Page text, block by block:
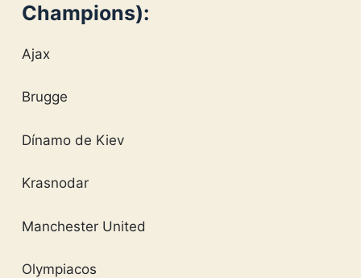
Champions):
Ajax
Brugge
Dínamo de Kiev
Krasnodar
Manchester United
Olympiacos